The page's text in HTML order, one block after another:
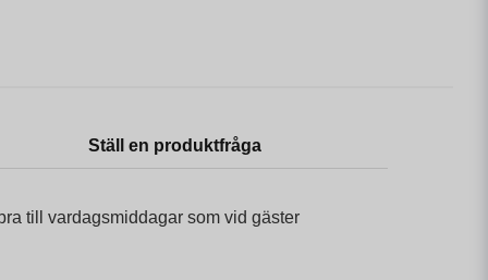
Ställ en produktfråga
till vardagsmiddagar som vid gäster